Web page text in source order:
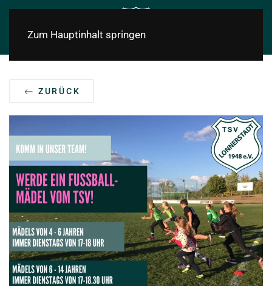
Zum Hauptinhalt springen
ZURÜCK